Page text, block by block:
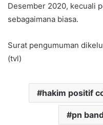
Desember 2020, kecuali
sebagaimana biasa.
Surat pengumuman
(tvl)
hakim positif
pn